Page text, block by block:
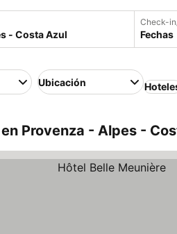
Check-
Fechas
Ubicación
Provenza - Alpes -